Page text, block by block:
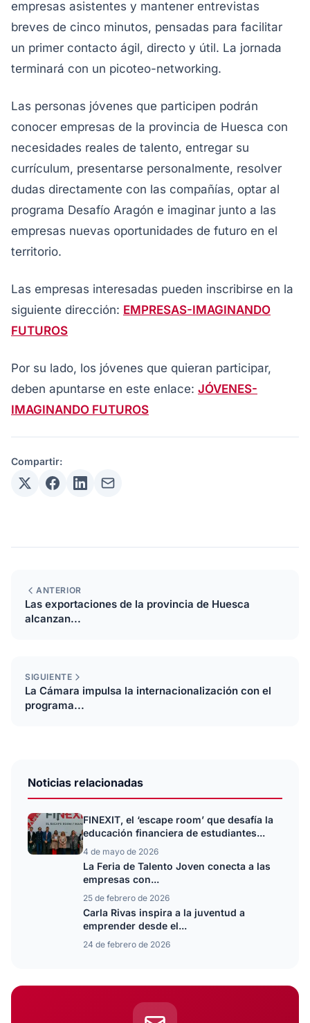
empresas asistentes y mantener entrevistas
breves de cinco minutos, pensadas para facilitar
un primer contacto ágil, directo y útil. La jornada
terminará con un picoteo-networking.
Las personas jóvenes que participen podrán
conocer empresas de la provincia de Huesca con
necesidades reales de talento, entregar su
currículum, presentarse personalmente, resolver
dudas directamente con las compañías, optar al
programa Desafío Aragón e imaginar junto a las
empresas nuevas oportunidades de futuro en el
territorio.
Las empresas interesadas pueden inscribirse en la
siguiente dirección: EMPRESAS-IMAGINANDO
FUTUROS
Por su lado, los jóvenes que quieran participar,
deben apuntarse en este enlace: JÓVENES-
IMAGINANDO FUTUROS
Compartir:
ANTERIOR
Las exportaciones de la provincia de Huesca
alcanzan...
SIGUIENTE
La Cámara impulsa la internacionalización con el
programa...
Noticias relacionadas
FINEXIT, el ‘escape room’ que desafía la
educación financiera de estudiantes...
4 de mayo de 2026
La Feria de Talento Joven conecta a las
empresas con...
25 de febrero de 2026
Carla Rivas inspira a la juventud a
emprender desde el...
24 de febrero de 2026